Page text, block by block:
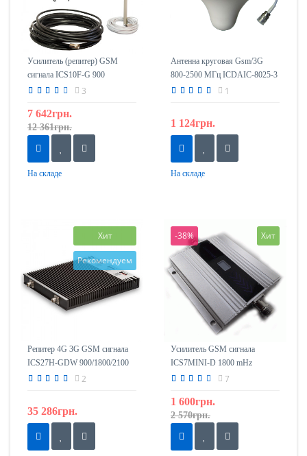
Усилитель (репитер) GSM
сигнала ICS10F-G 900
Комплект 2
3
7 642грн.
12 361грн.
На складе
Антенна круговая Gsm/3G
800-2500 МГц ICDAIC-8025-3
1
1 124грн.
На складе
Хит
Рекомендуем
Репитер 4G 3G GSM сигнала
ICS27H-GDW 900/1800/2100
2
35 286грн.
-38% Хит
Усилитель GSM сигнала
ICS7MINI-D 1800 mHz
7
1 600грн.
2 570грн.